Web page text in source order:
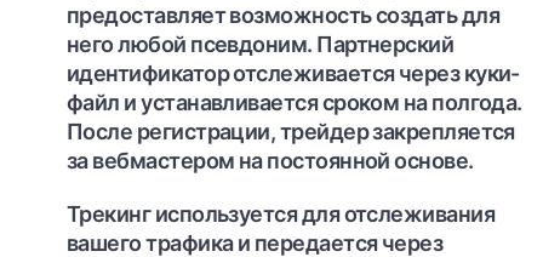
предоставляет возможность создать для
него любой псевдоним. Партнерский
идентификатор отслеживается через куки-
файл и устанавливается сроком на полгода.
После регистрации, трейдер закрепляется
за вебмастером на постоянной основе.
Трекингиспользуется для отслеживания
вашего трафика и передается через